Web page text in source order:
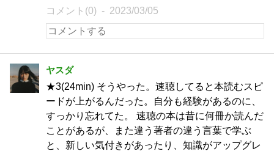
コメント(0) 2023/03/05
ヤスダ
★3(24min) そうやった。速聴してると本読むスピ
ードが上がるんだった。自分も経験があるのに、
すっかり忘れてた。 速聴の本は昔に何冊か読んだ
ことがあるが、また違う著者の違う言葉で学ぶ
と、新しい気付きがあったり、知識がアップグレ